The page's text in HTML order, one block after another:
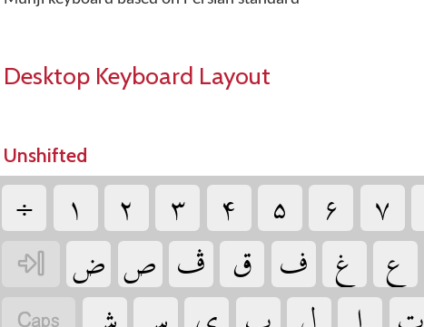
Desktop Keyboard Layout
Unshifted
‏ ‏ ‏ ‏ ‏ ‏ ‏ ‏
‏
‏ ‏ ‏ ‏ ‏ ‏ ‏
‏